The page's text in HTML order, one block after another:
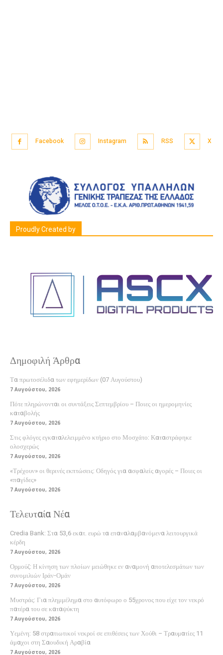
Facebook Instagram RSS X
Proudly Created by
Δημοφιλή Άρθρα
Τα πρωτοσέλιδα των εφημερίδων (07 Αυγούστου)
7 Αυγούστου, 2026
Πότε πληρώνονται οι συντάξεις Σεπτεμβρίου – Ποιες οι ημερομηνίες
καταβολής
7 Αυγούστου, 2026
Στις φλόγες εγκαταλελειμμένο κτήριο στο Μοσχάτο: Καταστράφηκε
ολοσχερώς
7 Αυγούστου, 2026
«Τρέχουν» οι θερινές εκπτώσεις: Οδηγός για ασφαλείς αγορές – Ποιες οι
«παγίδες»
7 Αυγούστου, 2026
Τελευταία Νέα
Credia Bank: Στα 53,6 εκατ. ευρώ τα επαναλαμβανόμενα λειτουργικά
κέρδη
7 Αυγούστου, 2026
Ορμούζ: Η κίνηση των πλοίων μειώθηκε εν αναμονή αποτελεσμάτων των
συνομιλιών Ιράν-Ομάν
7 Αυγούστου, 2026
Μυστράς: Για πλημμέλημα στο αυτόφωρο ο 55χρονος που είχε τον νεκρό
πατέρα του σε καταψύκτη
7 Αυγούστου, 2026
Υεμένη: 58 στρατιωτικοί νεκροί σε επιθέσεις των Χούθι – Τραυματίες 11
άμαχοι στη Σαουδική Αραβία
7 Αυγούστου, 2026